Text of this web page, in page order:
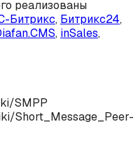
реализованы
Битрикс, Битрикс24,
, inSales,
SMPP
Short_Message_Peer-